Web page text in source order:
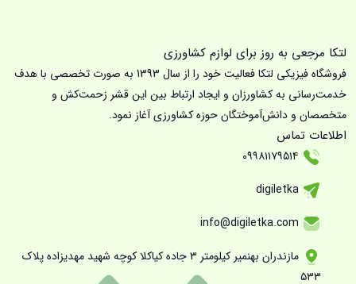
لتکا مرجعی به روز برای لوازم کشاورزی
فروشگاه فیزیکی لتکا فعالیت خود را از سال 1393 به صورت تخصصی با هدف
خدمت‌رسانی به کشاورزان و ایجاد ارتباط بین این قشر زحمت‌کش و
متخصصان و دانش‌آموختگان حوزه کشاورزی آغاز نمود.
اطلاعات تماس
مازندران بهنمیر کیلومتر ۳ جاده کیاکلا کوچه شهید مهدیزاده پلاک
۵۳۳